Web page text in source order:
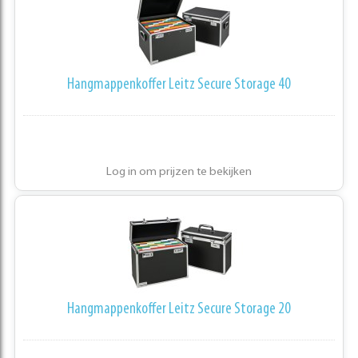
Hangmappenkoffer Leitz Secure Storage 40
Log in om prijzen te bekijken
Hangmappenkoffer Leitz Secure Storage 20